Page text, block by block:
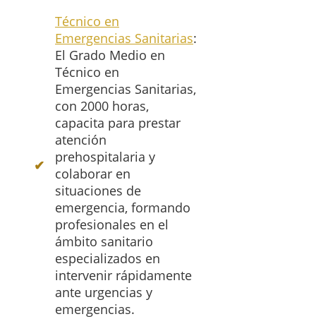
Técnico en
Emergencias Sanitarias:
El Grado Medio en
Técnico en
Emergencias Sanitarias,
con 2000 horas,
capacita para prestar
atención
prehospitalaria y
colaborar en
situaciones de
emergencia, formando
profesionales en el
ámbito sanitario
especializados en
intervenir rápidamente
ante urgencias y
emergencias.